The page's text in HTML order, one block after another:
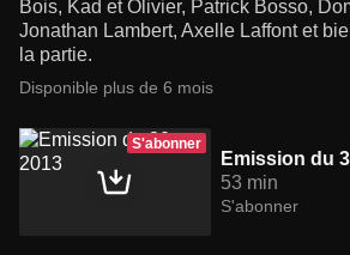
Bois, Kad et Olivier, Patrick Bosso,
Jonathan Lambert, Axelle Laffont et
la partie.
Disponible plus de 6 mois
S'abonner
Emission du
53 min
S'abonner